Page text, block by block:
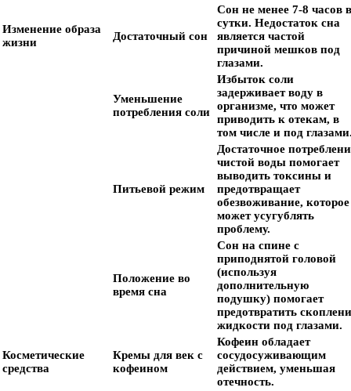
Изменение образа
жизни
Достаточный сон
Сон не менее 7-8 часов в
сутки. Недостаток сна
является частой
причиной мешков под
глазами.
Уменьшение
потребления соли
Избыток соли
задерживает воду в
организме, что может
приводить к отекам, в
том числе и под
Питьевой режим
Достаточное
чистой воды помогает
выводить токсины и
предотвращает
обезвоживание, которое
может усугублять
проблему.
Положение во
время сна
Сон на спине с
приподнятой головой
(используя
дополнительную
подушку) помогает
предотвратить
жидкости под глазами.
Косметические
средства
Кремы для век с
кофеином
Кофеин обладает
сосудосуживающим
действием, уменьшая
отечность.